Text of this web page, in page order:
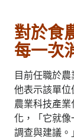
對於食
每一次
目前任職於
他表示該單
農業科技產
化，「它就像
調查與建議